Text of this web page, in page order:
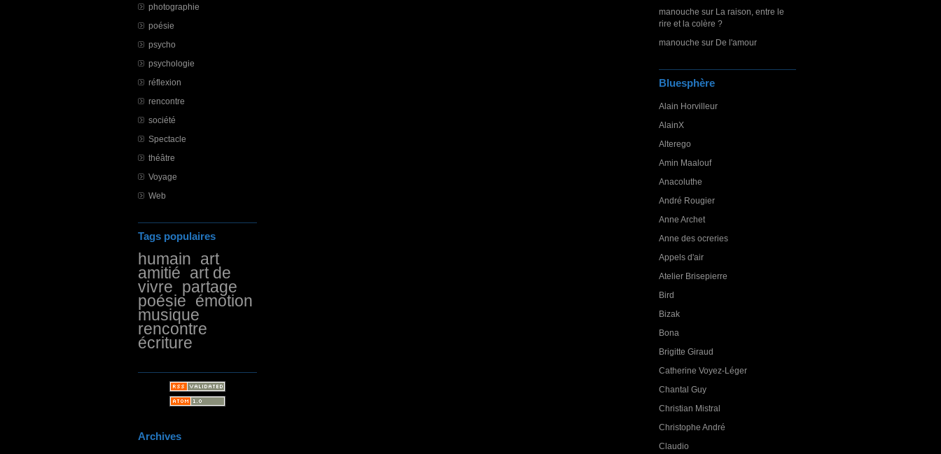
photographie
poésie
psycho
psychologie
réflexion
rencontre
société
Spectacle
théâtre
Voyage
Web
Tags populaires
humain art
amitié art de
vivre partage
poésie émotion
musique
rencontre
écriture
Archives
manouche sur La raison, entre le
rire et la colère ?
manouche sur De l'amour
Bluesphère
Alain Horvilleur
AlainX
Alterego
Amin Maalouf
Anacoluthe
André Rougier
Anne Archet
Anne des ocreries
Appels d'air
Atelier Brisepierre
Bird
Bizak
Bona
Brigitte Giraud
Catherine Voyez-Léger
Chantal Guy
Christian Mistral
Christophe André
Claudio